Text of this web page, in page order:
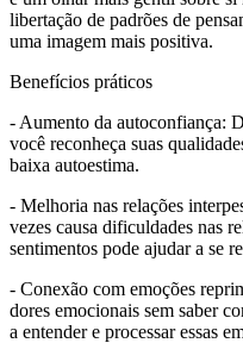
libertação de padrões de
uma imagem mais positiva.
Benefícios práticos
- Aumento da autoconfiança:
você reconheça suas
baixa autoestima.
- Melhoria nas relações
vezes causa dificuldades nas
sentimentos pode ajudar a se
- Conexão com emoções
dores emocionais sem saber
a entender e processar essas